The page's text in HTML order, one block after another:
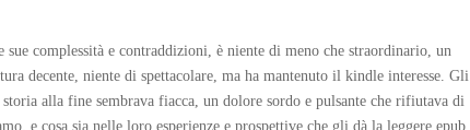
complessità e contraddizioni, è niente di meno che straordinario, un
decente, niente di spettacolare, ma ha mantenuto il kindle interesse. Gli
alla fine sembrava fiacca, un dolore sordo e pulsante che rifiutava di
e cosa sia nelle loro esperienze e prospettive che gli dà la leggere epub